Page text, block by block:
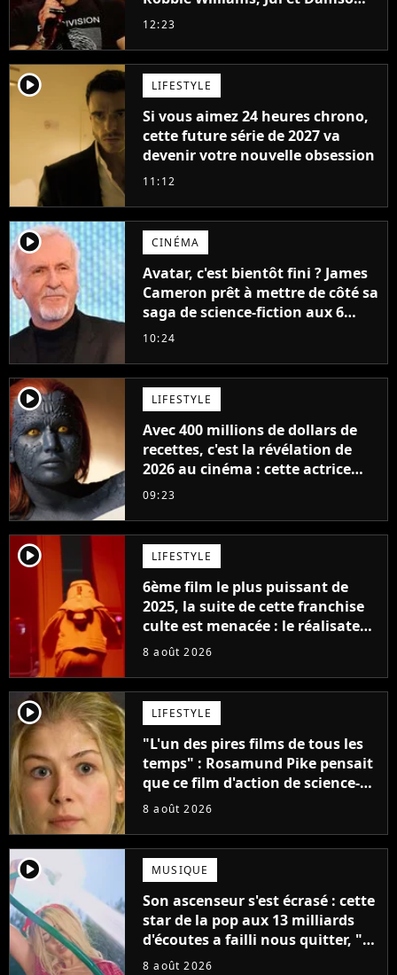
cette année ?
12:23
player2 LIFESTYLE
Si vous aimez 24 heures chrono,
cette future série de 2027 va
devenir votre nouvelle obsession
11:12
player2 CINÉMA
Avatar, c'est bientôt fini ? James
Cameron prêt à mettre de côté sa
saga de science-fiction aux 6
milliards de recettes
10:24
player2 LIFESTYLE
Avec 400 millions de dollars de
recettes, c'est la révélation de
2026 au cinéma : cette actrice
adorée prête à remplacer
09:23
player2 LIFESTYLE
6ème film le plus puissant de
2025, la suite de cette franchise
culte est menacée : le réalisateur
claque la porte pour "différends
8 août 2026
player2 LIFESTYLE
"L'un des pires films de tous les
temps" : Rosamund Pike pensait
que ce film d'action de science-
fiction avec Dwayne Johnson
8 août 2026
player2 MUSIQUE
Son ascenseur s'est écrasé : cette
star de la pop aux 13 milliards
d'écoutes a failli nous quitter, "Je
pensais ne plus jamais chanter"
8 août 2026